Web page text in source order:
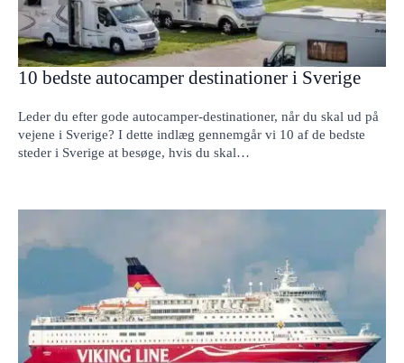
10 bedste autocamper destinationer i Sverige
Leder du efter gode autocamper-destinationer, når du skal ud på
vejene i Sverige? I dette indlæg gennemgår vi 10 af de bedste
steder i Sverige at besøge, hvis du skal…